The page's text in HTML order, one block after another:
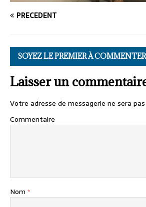
PRÉCÉDENT
SOYEZ LE PREMIER À COMMENTER
Laisser un
Votre adresse de messagerie ne sera
Commentaire
Nom *